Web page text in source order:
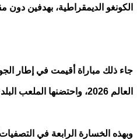
الكونغو الديمقراطية، بهدفين دون
جاء ذلك مباراة أقيمت في إطار
العالم 2026، واحتضنها الملعب البلدي في مدينة نواذيبو.
وبهذه الخسارة الرابعة في